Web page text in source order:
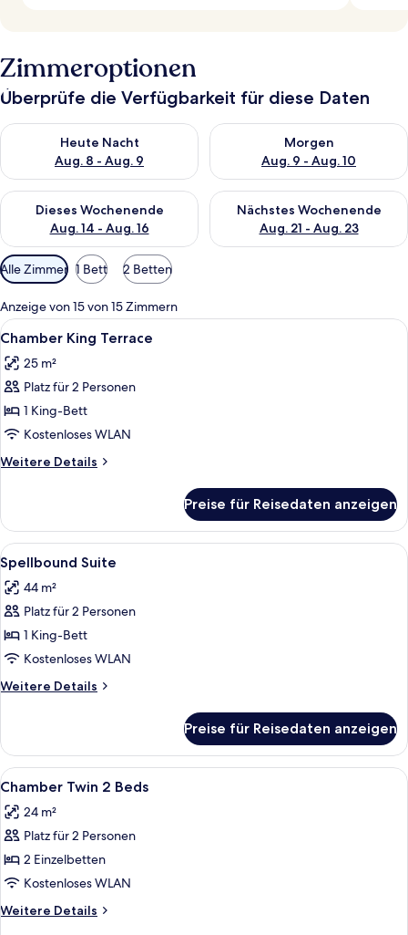
Zimmeroptionen
Überprüfe die Verfügbarkeit für diese Daten
Heute Nacht
Aug. 8 - Aug. 9
Überprüfe die Verfügbarkeit für heute Nacht, Aug. 8 - Aug. 9.
Morgen
Aug. 9 - Aug. 10
Überprüfe die Verfügbarkeit
Dieses Wochenende
Aug. 14 - Aug. 16
Überprüfe die Verfügbarkeit für dieses Wochenende, Aug. 14
Nächstes Wochenende
Aug. 21 - Aug. 23
Überprüfe die Verfügbarkeit
Verfügbare
Filter
für
Zimmer
Alle Zimmer 1 Bett 2 Betten
Anzeige von 15 von 15 Zimmern
Alle
Fotos
für
Chamber
King
Terrace
anzeigen
Ein Hotelzimmer mit einem großen
5
Chamber King Terrace
25 m²
Platz für 2 Personen
1 King-Bett
Kostenloses WLAN
Weitere Details
Weitere
King
Terrace
Preise für Reisedaten anzeigen
Alle
Fotos
für
Spellbound
Suite
anzeigen
Ein kompakter Wohnbereich mit
2
Spellbound Suite
44 m²
Platz für 2 Personen
1 King-Bett
Kostenloses WLAN
Weitere Details
Weitere
Suite
Preise für Reisedaten anzeigen
Alle
Fotos
für
Chamber
Twin
2
Beds
anzeigen
Ein Hotelzimmer mit Bett, einem
3
Chamber Twin 2 Beds
24 m²
Platz für 2 Personen
2 Einzelbetten
Kostenloses WLAN
Weitere Details
Weitere